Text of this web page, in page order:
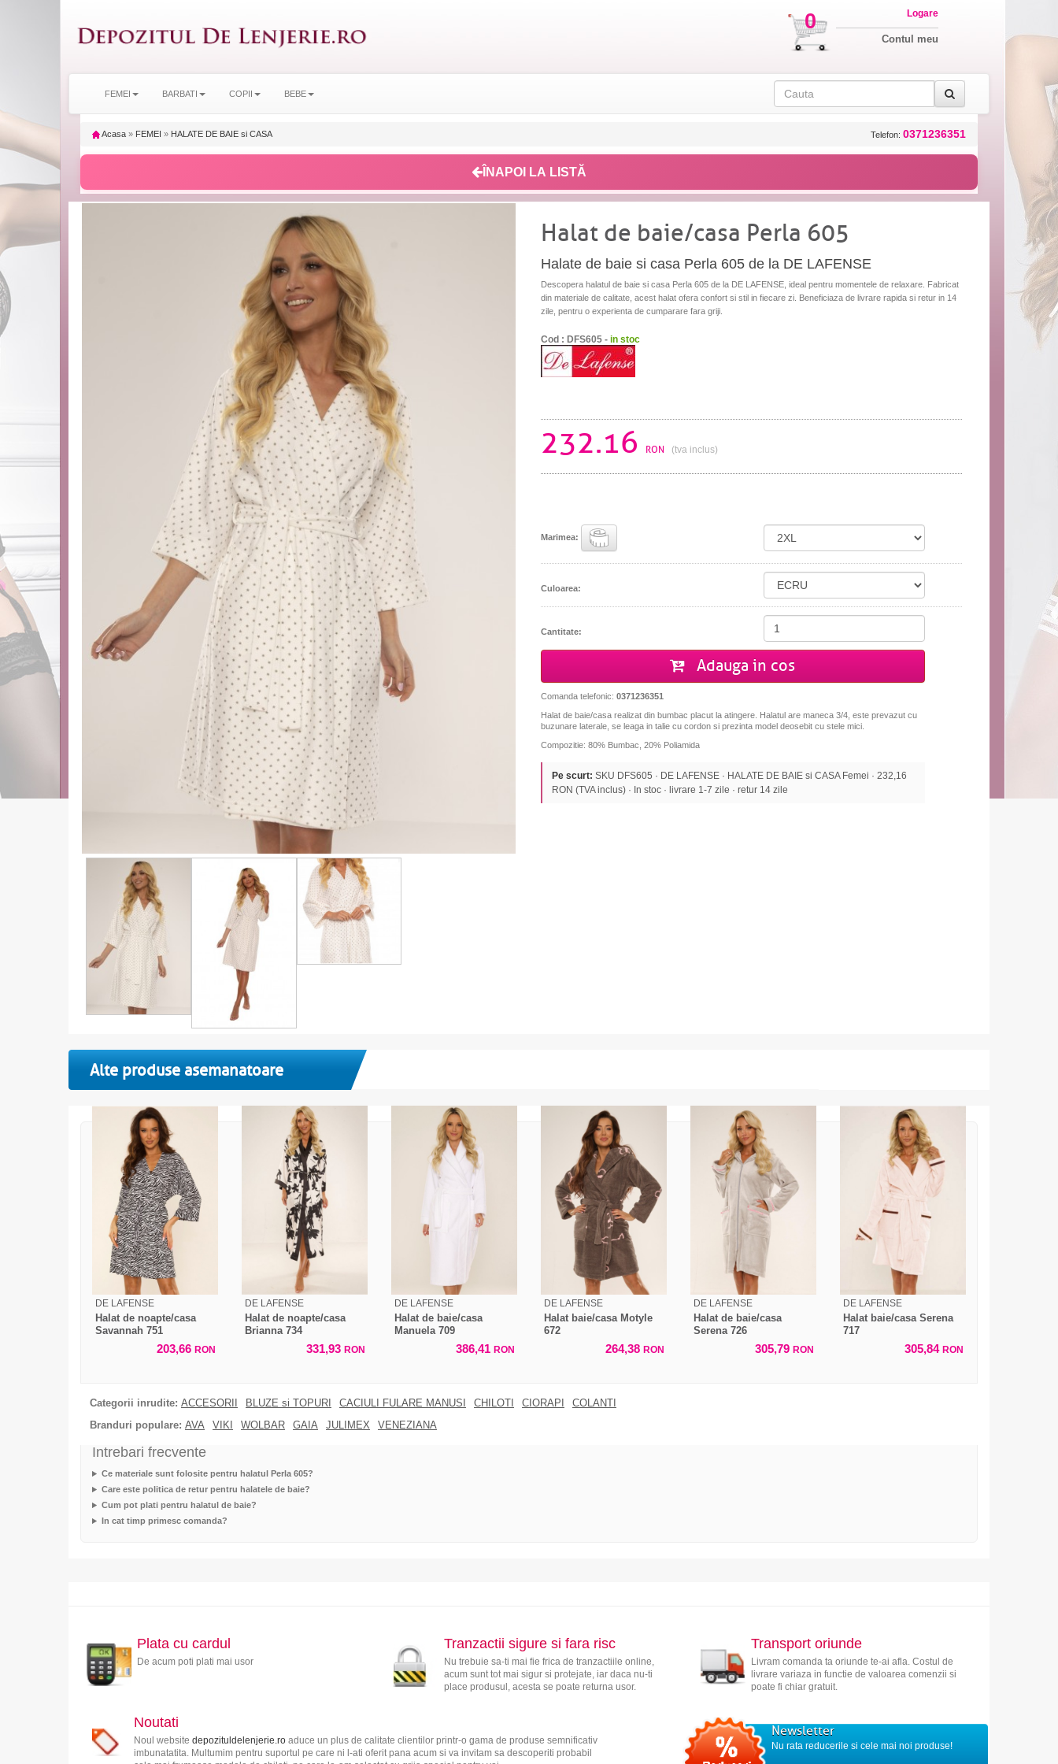
0 Logare
Contul meu
FEMEI BARBATI COPII BEBE
Acasa » FEMEI » HALATE DE BAIE si CASA Telefon: 0371236351
ÎNAPOI LA LISTĂ
Halat de baie/casa Perla 605
Halate de baie si casa Perla 605 de la DE LAFENSE
Descopera halatul de baie si casa Perla 605 de la DE LAFENSE, ideal pentru momentele de relaxare. Fabricat
din materiale de calitate, acest halat ofera confort si stil in fiecare zi. Beneficiaza de livrare rapida si retur in 14
zile, pentru o experienta de cumparare fara griji.
Cod : DFS605 - in stoc
232.16 RON (tva inclus)
Marimea:
Culoarea:
Cantitate:
Adauga in cos
Comanda telefonic: 0371236351
Halat de baie/casa realizat din bumbac placut la atingere. Halatul are maneca 3/4, este prevazut cu
buzunare laterale, se leaga in talie cu cordon si prezinta model deosebit cu stele mici.
Compozitie: 80% Bumbac, 20% Poliamida
Pe scurt: SKU DFS605 · DE LAFENSE · HALATE DE BAIE si CASA Femei · 232,16
RON (TVA inclus) · In stoc · livrare 1-7 zile · retur 14 zile
Alte produse asemanatoare
DE LAFENSE
Halat de noapte/casa
Savannah 751
203,66 RON
DE LAFENSE
Halat de noapte/casa
Brianna 734
331,93 RON
DE LAFENSE
Halat de baie/casa
Manuela 709
386,41 RON
DE LAFENSE
Halat baie/casa Motyle
672
264,38 RON
DE LAFENSE
Halat de baie/casa
Serena 726
305,79 RON
DE LAFENSE
Halat baie/casa Serena
717
305,84 RON
Categorii inrudite: ACCESORII BLUZE si TOPURI CACIULI FULARE MANUSI CHILOTI CIORAPI
COLANTI
Branduri populare: AVA VIKI WOLBAR GAIA JULIMEX VENEZIANA
Intrebari frecvente
Ce materiale sunt folosite pentru halatul Perla 605?
Care este politica de retur pentru halatele de baie?
Cum pot plati pentru halatul de baie?
In cat timp primesc comanda?
Plata cu cardul
De acum poti plati mai usor
Tranzactii sigure si fara risc
Nu trebuie sa-ti mai fie frica de tranzactiile online,
acum sunt tot mai sigur si protejate, iar daca nu-ti
place produsul, acesta se poate returna usor.
Transport oriunde
Livram comanda ta oriunde te-ai afla. Costul de
livrare variaza in functie de valoarea comenzii si
poate fi chiar gratuit.
Noutati
Noul website depozituldelenjerie.roaduce un plus de calitate clientilor printr-o gama de produse semnificativ
imbunatatita. Multumim pentru suportul pe care ni l-ati oferit pana acum si va invitam sa descoperiti probabil
Newsletter
Nu rata reducerile si cele mai noi produse!